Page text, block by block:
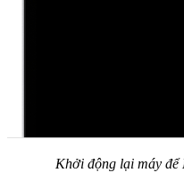
Khởi động lại máy